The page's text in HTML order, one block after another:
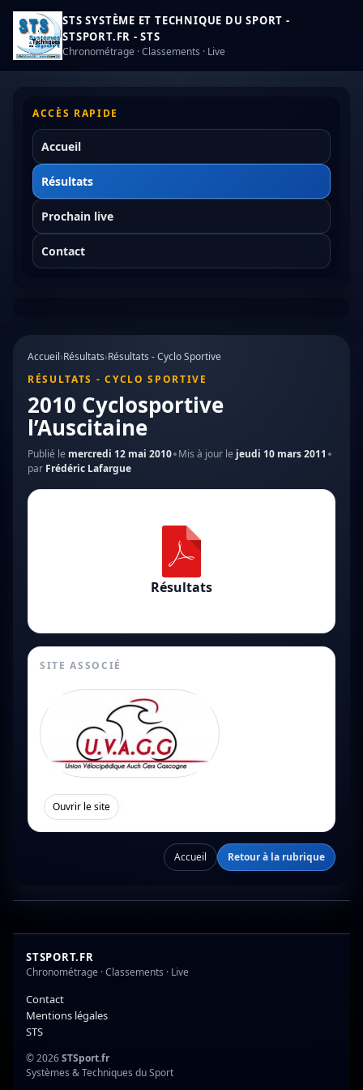
STS SYSTÈME ET TECHNIQUE DU SPORT -
STSPORT.FR - STS
Chronométrage · Classements · Live
ACCÈS RAPIDE
Accueil
Résultats
Prochain live
Contact
Accueil›Résultats›Résultats - Cyclo Sportive
RÉSULTATS - CYCLO SPORTIVE
2010 Cyclosportive
l’Auscitaine
Publié le mercredi 12 mai 2010 Mis à jour le jeudi 10 mars 2011
par Frédéric Lafargue
Résultats
SITE ASSOCIÉ
Ouvrir le site
Accueil Retour à la rubrique
STSPORT.FR
Chronométrage · Classements · Live
Contact
Mentions légales
STS
© 2026STSport.fr
Systèmes & Techniques du Sport